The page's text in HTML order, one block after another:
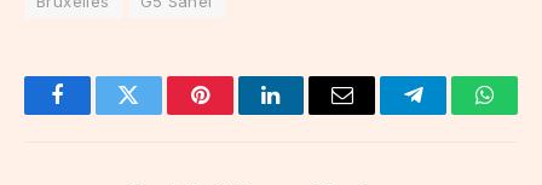
FacebookTwitter PinterestLinkedInEmail Telegram